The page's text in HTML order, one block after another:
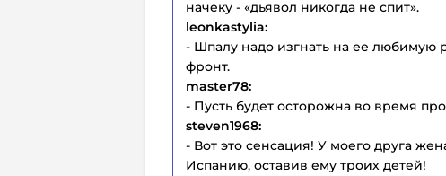
начеку - «дьявол никогда не спит».
leonkastylia:
- Шпалу надо изгнать на ее любимую
фронт.
master78:
- Пусть будет осторожна во время
steven1968:
- Вот это сенсация! У моего друга
Испанию, оставив ему троих детей!